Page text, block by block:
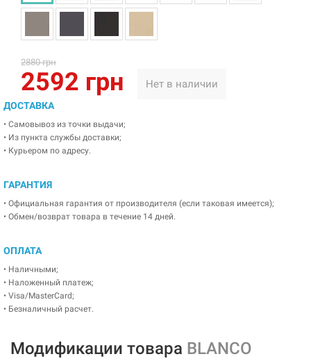
2880 грн
2592 грн Нет в наличии
ДОСТАВКА
• Самовывоз из точки выдачи;
• Из пункта службы доставки;
• Курьером по адресу.
ГАРАНТИЯ
• Официальная гарантия от производителя (если таковая имеется);
• Обмен/возврат товара в течение 14 дней.
ОПЛАТА
• Наличными;
• Наложенный платеж;
• Visa/MasterCard;
• Безналичный расчет.
Модификации товара BLANCO